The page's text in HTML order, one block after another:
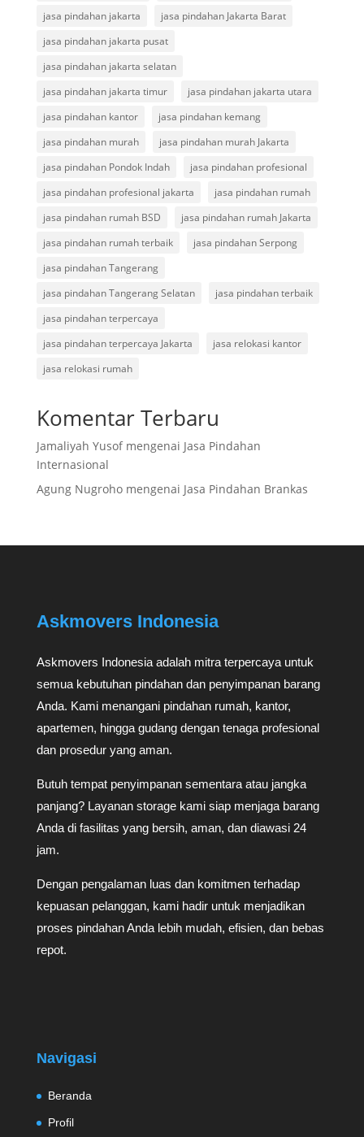
jasa pindahan jakarta
jasa pindahan Jakarta Barat
jasa pindahan jakarta pusat
jasa pindahan jakarta selatan
jasa pindahan jakarta timur
jasa pindahan jakarta utara
jasa pindahan kantor
jasa pindahan kemang
jasa pindahan murah
jasa pindahan murah Jakarta
jasa pindahan Pondok Indah
jasa pindahan profesional
jasa pindahan profesional jakarta
jasa pindahan rumah
jasa pindahan rumah BSD
jasa pindahan rumah Jakarta
jasa pindahan rumah terbaik
jasa pindahan Serpong
jasa pindahan Tangerang
jasa pindahan Tangerang Selatan
jasa pindahan terbaik
jasa pindahan terpercaya
jasa pindahan terpercaya Jakarta
jasa relokasi kantor
jasa relokasi rumah
Komentar Terbaru
Jamaliyah Yusofmengenai Jasa Pindahan
Internasional
Agung Nugrohomengenai Jasa Pindahan Brankas
Askmovers Indonesia
Askmovers Indonesia adalah mitra terpercaya untuk
semua kebutuhan pindahan dan penyimpanan barang
Anda. Kami menangani pindahan rumah, kantor,
apartemen, hingga gudang dengan tenaga profesional
dan prosedur yang aman.
Butuh tempat penyimpanan sementara atau jangka
panjang? Layanan storage kami siap menjaga barang
Anda di fasilitas yang bersih, aman, dan diawasi 24
jam.
Dengan pengalaman luas dan komitmen terhadap
kepuasan pelanggan, kami hadir untuk menjadikan
proses pindahan Anda lebih mudah, efisien, dan bebas
repot.
Navigasi
Beranda
Profil